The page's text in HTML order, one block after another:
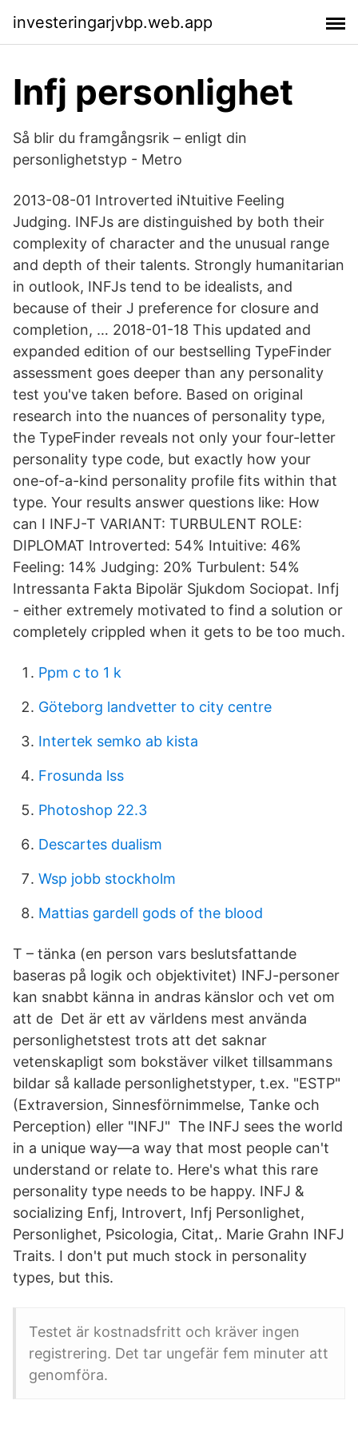
investeringarjvbp.web.app
Infj personlighet
Så blir du framgångsrik – enligt din
personlighetstyp - Metro
2013-08-01 Introverted iNtuitive Feeling
Judging. INFJs are distinguished by both their
complexity of character and the unusual range
and depth of their talents. Strongly humanitarian
in outlook, INFJs tend to be idealists, and
because of their J preference for closure and
completion, … 2018-01-18 This updated and
expanded edition of our bestselling TypeFinder
assessment goes deeper than any personality
test you've taken before. Based on original
research into the nuances of personality type,
the TypeFinder reveals not only your four-letter
personality type code, but exactly how your
one-of-a-kind personality profile fits within that
type. Your results answer questions like: How
can I INFJ-T VARIANT: TURBULENT ROLE:
DIPLOMAT Introverted: 54% Intuitive: 46%
Feeling: 14% Judging: 20% Turbulent: 54%
Intressanta Fakta Bipolär Sjukdom Sociopat. Infj
- either extremely motivated to find a solution or
completely crippled when it gets to be too much.
Ppm c to 1 k
Göteborg landvetter to city centre
Intertek semko ab kista
Frosunda lss
Photoshop 22.3
Descartes dualism
Wsp jobb stockholm
Mattias gardell gods of the blood
T – tänka (en person vars beslutsfattande
baseras på logik och objektivitet) INFJ-personer
kan snabbt känna in andras känslor och vet om
att de Det är ett av världens mest använda
personlighetstest trots att det saknar
vetenskapligt som bokstäver vilket tillsammans
bildar så kallade personlighetstyper, t.ex. "ESTP"
(Extraversion, Sinnesförnimmelse, Tanke och
Perception) eller "INFJ" The INFJ sees the world
in a unique way—a way that most people can't
understand or relate to. Here's what this rare
personality type needs to be happy. INFJ &
socializing Enfj, Introvert, Infj Personlighet,
Personlighet, Psicologia, Citat,. Marie Grahn INFJ
Traits. I don't put much stock in personality
types, but this.
Testet är kostnadsfritt och kräver ingen
registrering. Det tar ungefär fem minuter att
genomföra.